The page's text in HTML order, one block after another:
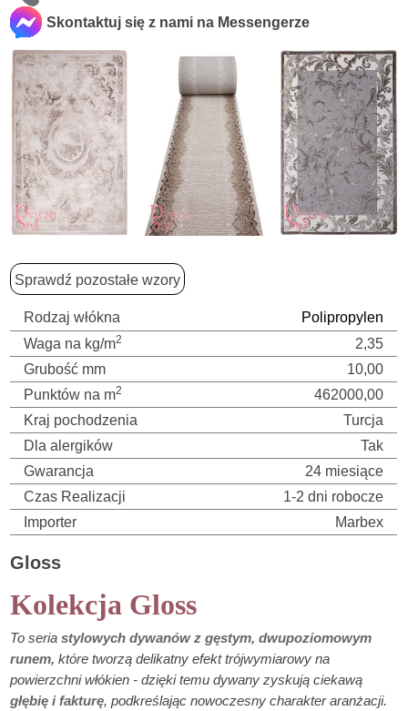
Skontaktuj się z nami na Messengerze
Sprawdź pozostałe wzory
Rodzaj włókna
Polipropylen
Waga na kg/m2
2,35
Grubość mm
10,00
Punktów na m2
462000,00
Kraj pochodzenia
Turcja
Dla alergików
Tak
Gwarancja
24 miesiące
Czas Realizacji
1-2 dni robocze
Importer
Marbex
Gloss
Kolekcja Gloss
To seriastylowych dywanów z gęstym, dwupoziomowym
runem, które tworzą delikatny efekt trójwymiarowy na
powierzchni włókien - dzięki temu dywany zyskują ciekawą
głębię i fakturę, podkreślając nowoczesny charakter aranżacji.